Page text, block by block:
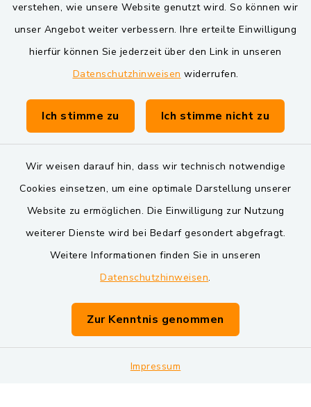
verstehen, wie unsere Website genutzt wird. So können wir
unser Angebot weiter verbessern. Ihre erteilte Einwilligung
hierfür können Sie jederzeit über den Link in unseren
Datenschutzhinweisen widerrufen.
Ich stimme zu Ich stimme nicht zu
Wir weisen darauf hin, dass wir technisch notwendige
Cookies einsetzen, um eine optimale Darstellung unserer
Website zu ermöglichen. Die Einwilligung zur Nutzung
weiterer Dienste wird bei Bedarf gesondert abgefragt.
Weitere Informationen finden Sie in unseren
Datenschutzhinweisen.
Zur Kenntnis genommen
Impressum
VG und Gemeinden
Markt Schwarzenfeld
Gemeinde Schwarzach bei Nabburg
Verwaltungsgemeinschaft Schwarzenfeld
Barrierefreiheit
Impressum
Sitemap